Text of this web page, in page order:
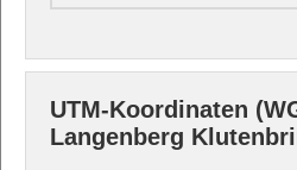
UTM-Koordinaten
Langenberg